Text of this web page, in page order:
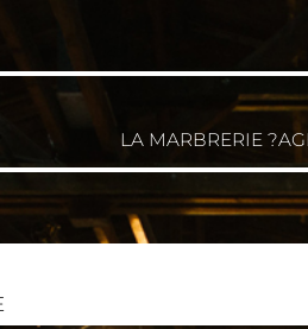
LA MARBRERIE ?